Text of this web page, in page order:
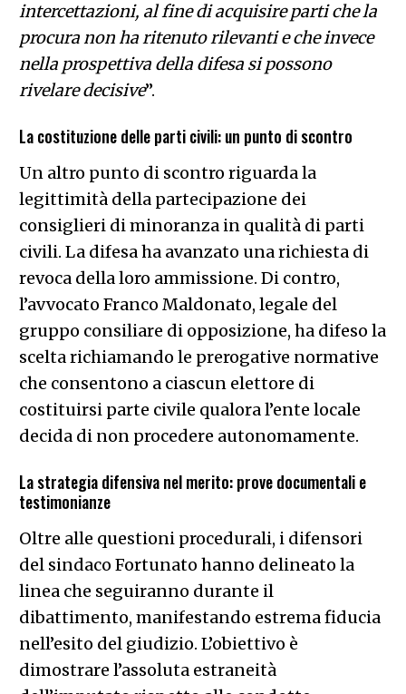
intercettazioni, al fine di acquisire parti che la
procura non ha ritenuto rilevanti e che invece
nella prospettiva della difesa si possono
rivelare decisive”.
La costituzione delle parti civili: un punto di scontro
Un altro punto di scontro riguarda la
legittimità della partecipazione dei
consiglieri di minoranza in qualità di parti
civili. La difesa ha avanzato una richiesta di
revoca della loro ammissione. Di contro,
l’avvocato Franco Maldonato, legale del
gruppo consiliare di opposizione, ha difeso la
scelta richiamando le prerogative normative
che consentono a ciascun elettore di
costituirsi parte civile qualora l’ente locale
decida di non procedere autonomamente.
La strategia difensiva nel merito: prove documentali e
testimonianze
Oltre alle questioni procedurali, i difensori
del sindaco Fortunato hanno delineato la
linea che seguiranno durante il
dibattimento, manifestando estrema fiducia
nell’esito del giudizio. L’obiettivo è
dimostrare l’assoluta estraneità